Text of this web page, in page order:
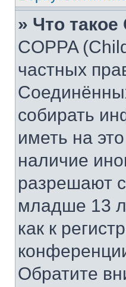
» Что такое
COPPA
частных
собирать
иметь на
наличие
разрешают
младше 13
как к
Обратите